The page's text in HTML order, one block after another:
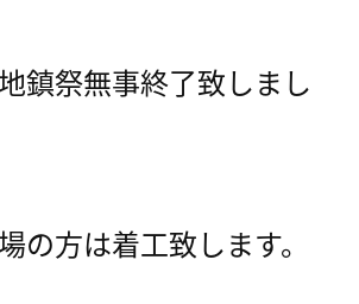
鎮祭無事終了致しまし
の方は着工致します。